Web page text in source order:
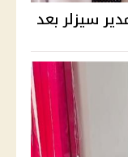
سيزلر بعد